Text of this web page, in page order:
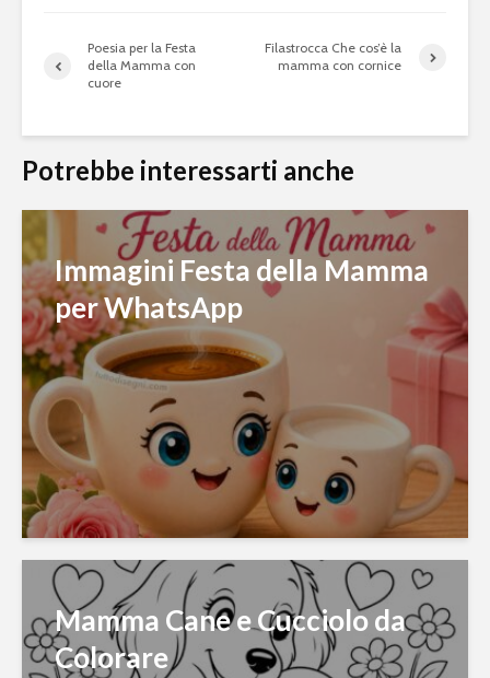
Poesia per la Festa
della Mamma con
cuore
Filastrocca Che cos’è la
mamma con cornice
Potrebbe interessarti anche
Immagini Festa della Mamma
per WhatsApp
Mamma Cane e Cucciolo da
Colorare